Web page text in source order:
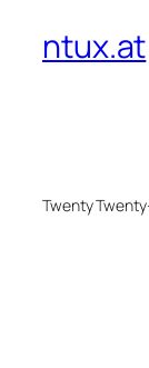
ntux.at
Twenty